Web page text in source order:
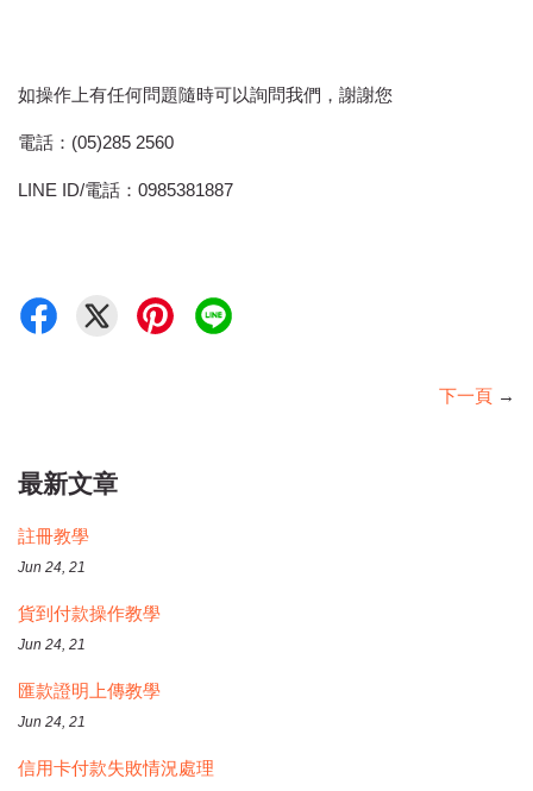
如操作上有任何問題隨時可以詢問我們，謝謝您
電話：(05)285 2560
LINE ID/電話：0985381887
下一頁 →
最新文章
註冊教學
Jun 24, 21
貨到付款操作教學
Jun 24, 21
匯款證明上傳教學
Jun 24, 21
信用卡付款失敗情況處理